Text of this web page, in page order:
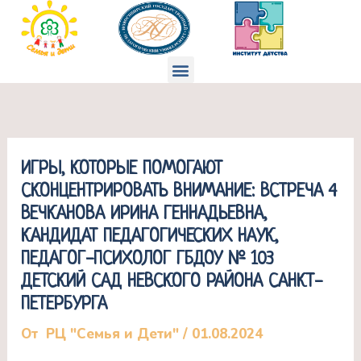
Перейти
содержимому
Меню
ИГРЫ, КОТОРЫЕ ПОМОГАЮТ
СКОНЦЕНТРИРОВАТЬ ВНИМАНИЕ: ВСТРЕЧА 4
ВЕЧКАНОВА ИРИНА ГЕННАДЬЕВНА,
КАНДИДАТ ПЕДАГОГИЧЕСКИХ НАУК,
ПЕДАГОГ-ПСИХОЛОГ ГБДОУ № 103
ДЕТСКИЙ САД НЕВСКОГО РАЙОНА САНКТ-
ПЕТЕРБУРГА
От РЦ "Семья и Дети"/ 01.08.2024